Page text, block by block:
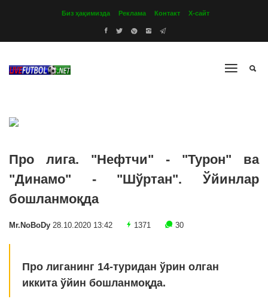
Биз ҳақимизда Реклама Контакт Х-сайт
Про лига. "Нефтчи" - "Турон" ва
"Динамо" - "Шўртан". Ўйинлар
бошланмоқда
Mr.NoBoDy 28.10.2020 13:42 1371 30
Про лиганинг 14-туридан ўрин олган
иккита ўйин бошланмоқда.